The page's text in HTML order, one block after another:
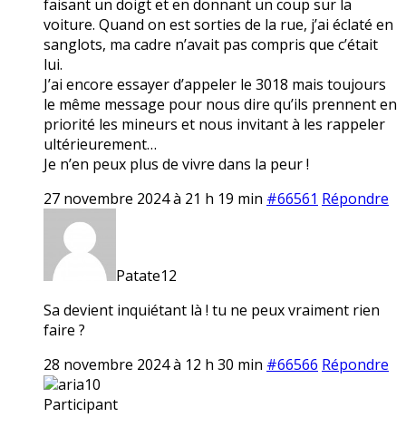
faisant un doigt et en donnant un coup sur la
voiture. Quand on est sorties de la rue, j’ai éclaté en
sanglots, ma cadre n’avait pas compris que c’était
lui.
J’ai encore essayer d’appeler le 3018 mais toujours
le même message pour nous dire qu’ils prennent en
priorité les mineurs et nous invitant à les rappeler
ultérieurement…
Je n’en peux plus de vivre dans la peur !
27 novembre 2024 à 21 h 19 min #66561 Répondre
Patate12
Sa devient inquiétant là ! tu ne peux vraiment rien
faire ?
28 novembre 2024 à 12 h 30 min #66566 Répondre
aria10
Participant